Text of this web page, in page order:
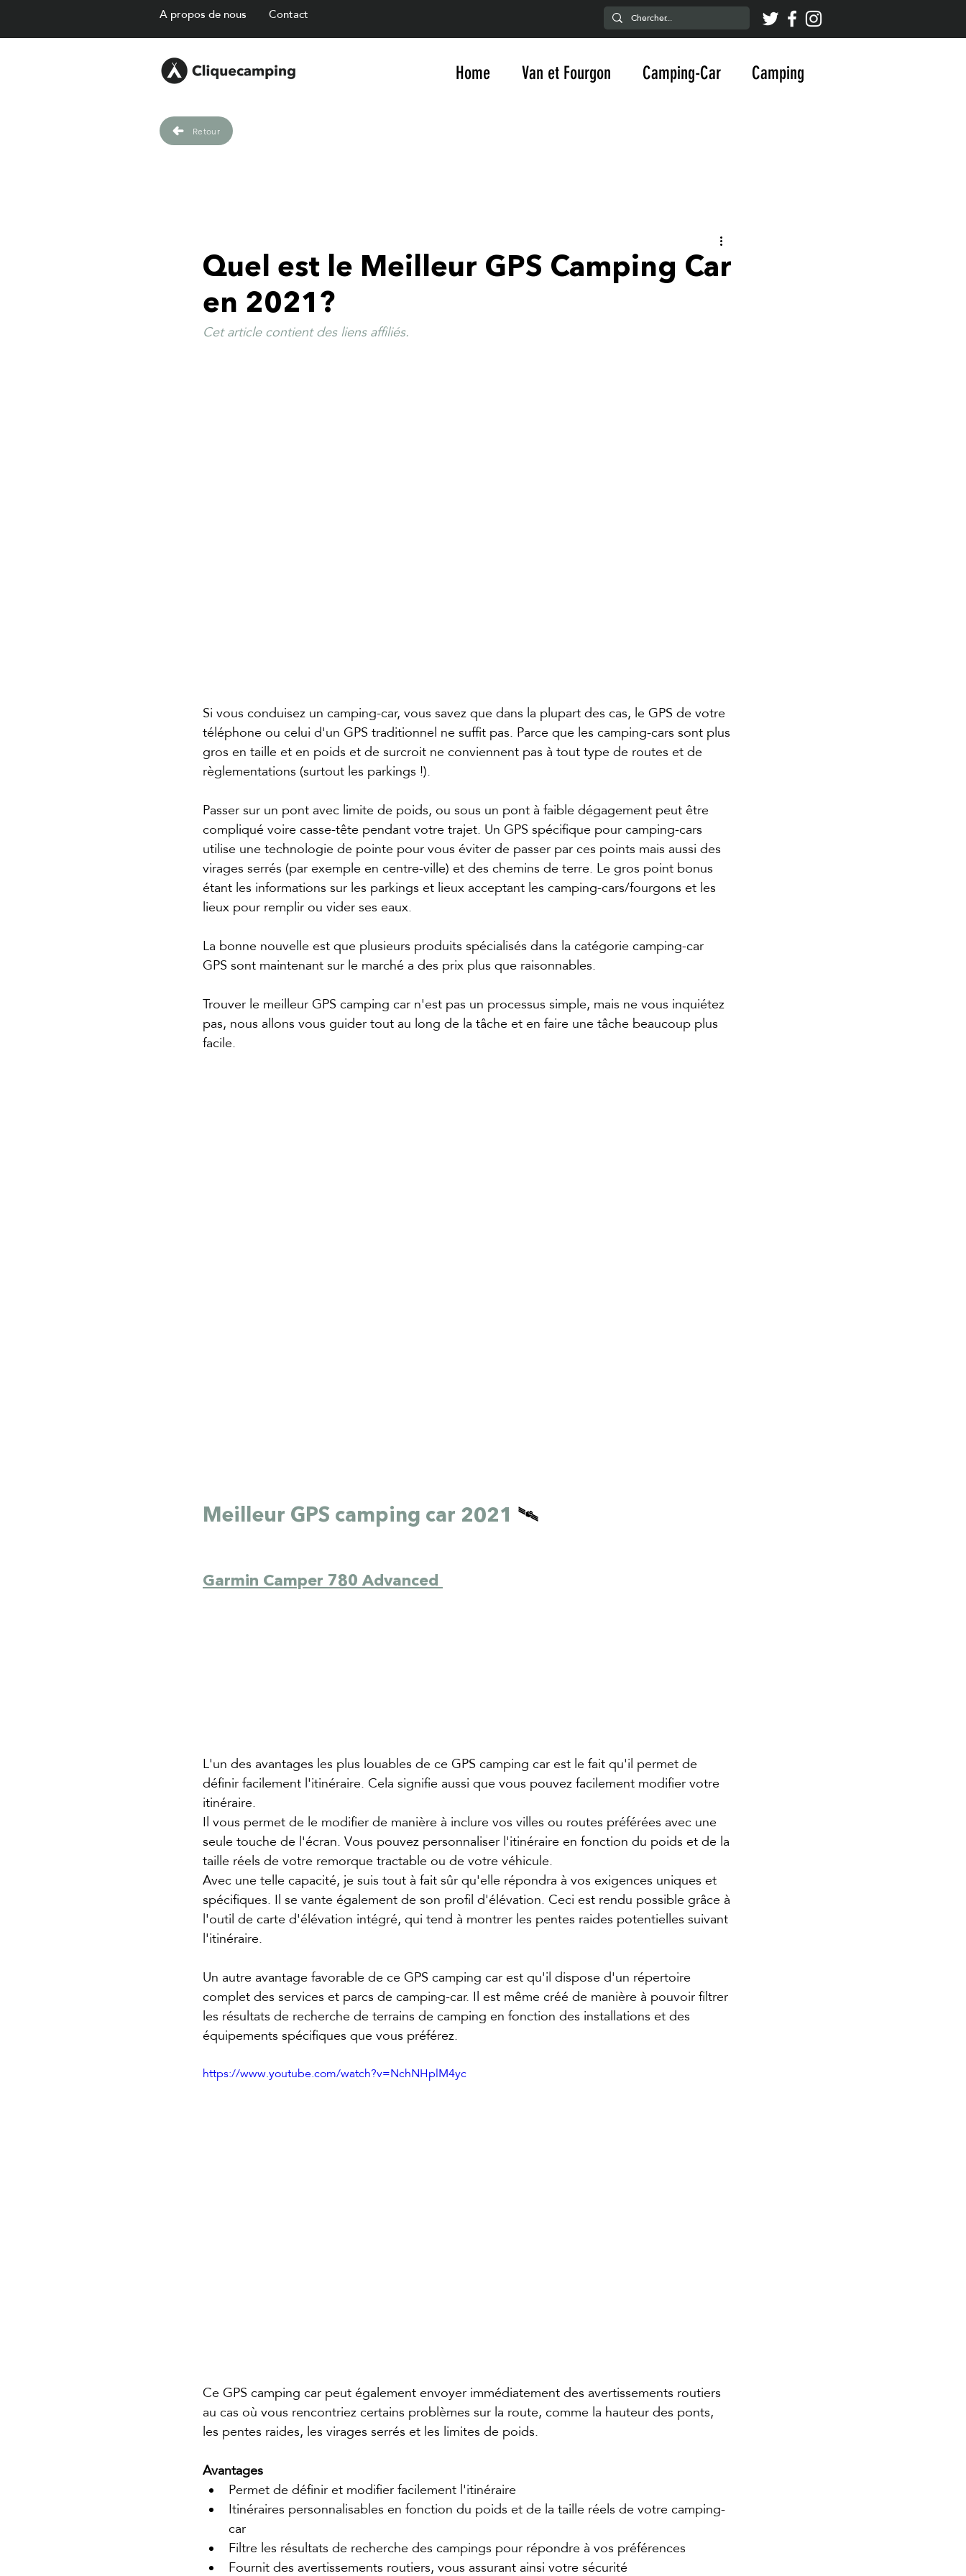
A propos de nous Contact
Home Van et Fourgon Camping-Car Camping
Retour
Quel est le Meilleur GPS Camping Car
en 2021?
Cet article contient des liens affiliés.
Si vous conduisez un camping-car, vous savez que dans la plupart des cas, le GPS de votre
téléphone ou celui d'un GPS traditionnel ne suffit pas. Parce que les camping-cars sont plus
gros en taille et en poids et de surcroit ne conviennent pas à tout type de routes et de
règlementations (surtout les parkings !).
Passer sur un pont avec limite de poids, ou sous un pont à faible dégagement peut être
compliqué voire casse-tête pendant votre trajet. Un GPS spécifique pour camping-cars
utilise une technologie de pointe pour vous éviter de passer par ces points mais aussi des
virages serrés (par exemple en centre-ville) et des chemins de terre. Le gros point bonus
étant les informations sur les parkings et lieux acceptant les camping-cars/fourgons et les
lieux pour remplir ou vider ses eaux.
La bonne nouvelle est que plusieurs produits spécialisés dans la catégorie camping-car
GPS sont maintenant sur le marché a des prix plus que raisonnables.
Trouver le meilleur GPS camping car n'est pas un processus simple, mais ne vous inquiétez
pas, nous allons vous guider tout au long de la tâche et en faire une tâche beaucoup plus
facile.
Meilleur GPS camping car 2021 🛰️
Garmin Camper 780 Advanced
L'un des avantages les plus louables de ce GPS camping car est le fait qu'il permet de
définir facilement l'itinéraire. Cela signifie aussi que vous pouvez facilement modifier votre
itinéraire.
Il vous permet de le modifier de manière à inclure vos villes ou routes préférées avec une
seule touche de l'écran. Vous pouvez personnaliser l'itinéraire en fonction du poids et de la
taille réels de votre remorque tractable ou de votre véhicule.
Avec une telle capacité, je suis tout à fait sûr qu'elle répondra à vos exigences uniques et
spécifiques. Il se vante également de son profil d'élévation. Ceci est rendu possible grâce à
l'outil de carte d'élévation intégré, qui tend à montrer les pentes raides potentielles suivant
l'itinéraire.
Un autre avantage favorable de ce GPS camping car est qu'il dispose d'un répertoire
complet des services et parcs de camping-car. Il est même créé de manière à pouvoir filtrer
les résultats de recherche de terrains de camping en fonction des installations et des
équipements spécifiques que vous préférez.
https://www.youtube.com/watch?v=NchNHplM4yc
Ce GPS camping car peut également envoyer immédiatement des avertissements routiers
au cas où vous rencontriez certains problèmes sur la route, comme la hauteur des ponts,
les pentes raides, les virages serrés et les limites de poids.
Avantages
Permet de définir et modifier facilement l'itinéraire
Itinéraires personnalisables en fonction du poids et de la taille réels de votre camping-
car
Filtre les résultats de recherche des campings pour répondre à vos préférences
Fournit des avertissements routiers, vous assurant ainsi votre sécurité